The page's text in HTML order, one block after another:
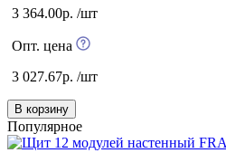
3 364.00р. /шт
Опт. цена
3 027.67р. /шт
В корзину
Популярное